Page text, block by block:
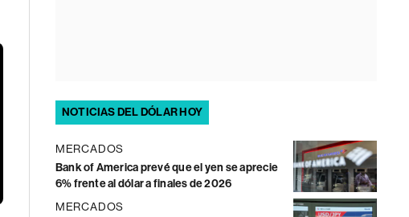
NOTICIAS DEL DÓLAR HOY
MERCADOS
Bank of America prevé que el yen se aprecie
6% frente al dólar a finales de 2026
MERCADOS